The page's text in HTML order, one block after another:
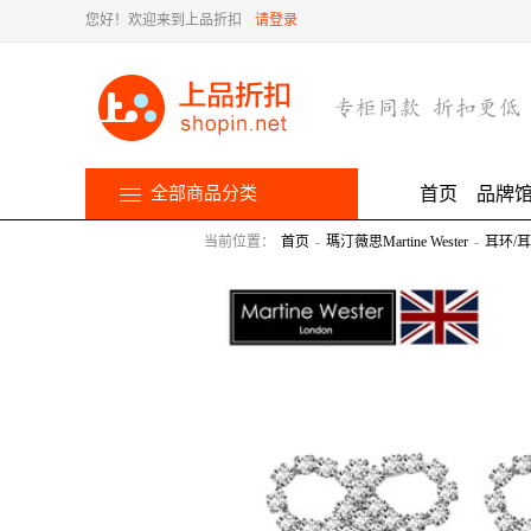
您好！欢迎来到上品折扣 请登录
全部商品分类 首页 品牌
当前位置： 首页 - 瑪汀薇思Martine Wester - 耳环/